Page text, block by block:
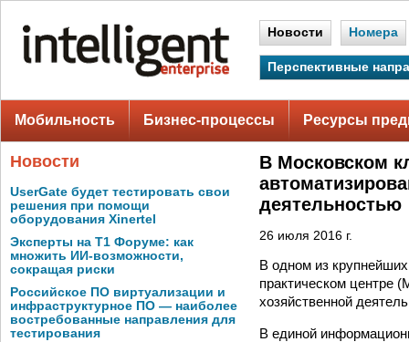
Новости Номера
Перспективные
Мобильность Бизнес-процессы Ресурсы
Новости
UserGate будет тестировать свои
решения при помощи
оборудования Xinertel
Эксперты на Т1 Форуме: как
множить ИИ-возможности,
сокращая риски
Российское ПО виртуализации и
инфраструктурное ПО — наиболее
востребованные направления для
тестирования
В Московском
деятельностью
26 июля 2016 г.
В одном из
практическом центре
хозяйственной
В единой